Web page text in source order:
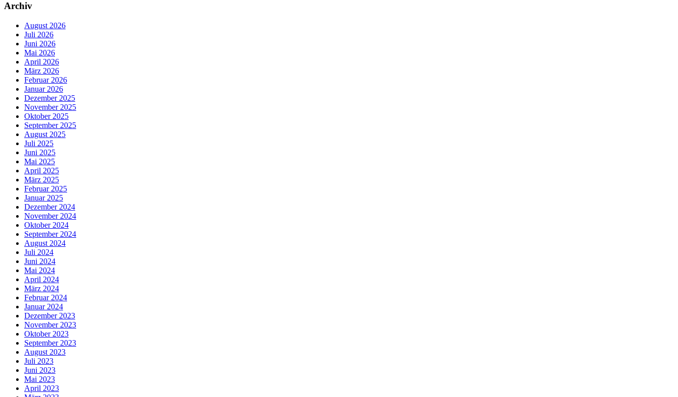
Archiv
August 2026
Juli 2026
Juni 2026
Mai 2026
April 2026
März 2026
Februar 2026
Januar 2026
Dezember 2025
November 2025
Oktober 2025
September 2025
August 2025
Juli 2025
Juni 2025
Mai 2025
April 2025
März 2025
Februar 2025
Januar 2025
Dezember 2024
November 2024
Oktober 2024
September 2024
August 2024
Juli 2024
Juni 2024
Mai 2024
April 2024
März 2024
Februar 2024
Januar 2024
Dezember 2023
November 2023
Oktober 2023
September 2023
August 2023
Juli 2023
Juni 2023
Mai 2023
April 2023